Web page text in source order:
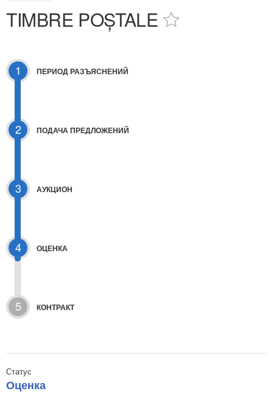
TIMBRE POȘTALE
1 ПЕРИОД РАЗЪЯСНЕНИЙ
2 ПОДАЧА ПРЕДЛОЖЕНИЙ
3 АУКЦИОН
4 ОЦЕНКА
5 КОНТРАКТ
Статус
Оценка